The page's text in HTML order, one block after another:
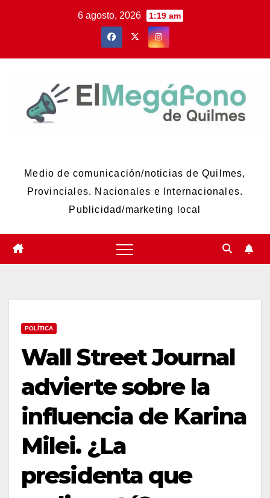
6 agosto, 2026 1:19 am
Medio de comunicación/noticias de Quilmes,
Provinciales. Nacionales e Internacionales.
Publicidad/marketing local
POLÍTICA
Wall Street Journal
advierte sobre la
influencia de Karina
Milei. ¿La
presidenta que